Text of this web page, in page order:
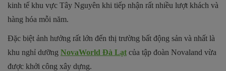
kinh tế khu vực Tây Nguyên khi tiếp nhận rất nhiều lượt khách và
hàng hóa mỗi năm.
Đặc biệt ảnh hưởng rất lớn đến thị trường bất động sản và nhất là
khu nghỉ dưỡng NovaWorld Đà Lạt của tập đoàn Novaland vừa
được khởi công xây dựng.